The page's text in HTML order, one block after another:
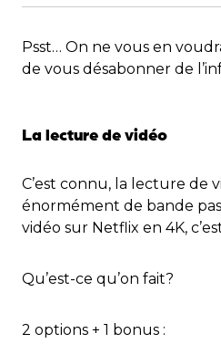
Psst… On ne vous en
de vous désabonner de
La lecture de vidéo
C’est connu, la lecture de
énormément de bande
vidéo sur Netflix en 4K,
Qu’est-ce qu’on fait?
2 options + 1 bonus :